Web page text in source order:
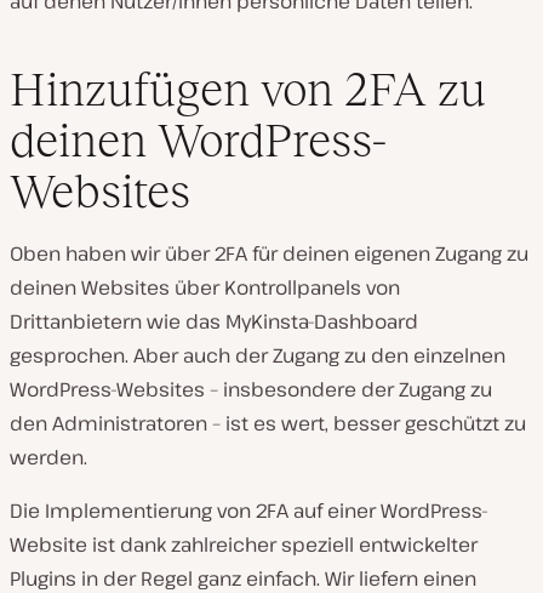
Hinzufügen von 2FA zu
deinen WordPress-
Websites
Oben haben wir über 2FA für deinen eigenen Zugang zu
deinen Websites über Kontrollpanels von
Drittanbietern wie das MyKinsta-Dashboard
gesprochen. Aber auch der Zugang zu den einzelnen
WordPress-Websites – insbesondere der Zugang zu
den Administratoren – ist es wert, besser geschützt zu
werden.
Die Implementierung von 2FA auf einer WordPress-
Website ist dank zahlreicher speziell entwickelter
Plugins in der Regel ganz einfach. Wir liefern einen